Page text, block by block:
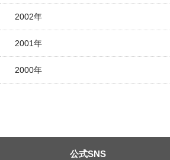
2002年
2001年
2000年
公式SNS